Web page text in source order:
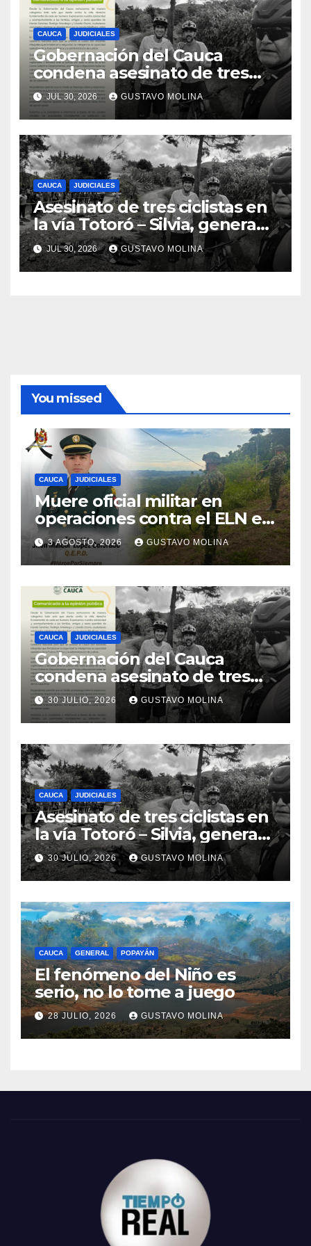
CAUCA JUDICIALES
Gobernación del Cauca
condena asesinato de tres
ciudadanos y exige medidas
urgentes al Gobierno
Nacional
JUL 30, 2026 GUSTAVO MOLINA
CAUCA JUDICIALES
Asesinato de tres ciclistas en
la vía Totoró – Silvia, genera
consternación en el Cauca
JUL 30, 2026 GUSTAVO MOLINA
You missed
CAUCA JUDICIALES
Muere oficial militar en
operaciones contra el ELN en
el sur del Cauca
3 AGOSTO, 2026 GUSTAVO MOLINA
CAUCA JUDICIALES
Gobernación del Cauca
condena asesinato de tres
ciudadanos y exige medidas
urgentes al Gobierno
Nacional
30 JULIO, 2026 GUSTAVO MOLINA
CAUCA JUDICIALES
Asesinato de tres ciclistas en
la vía Totoró – Silvia, genera
consternación en el Cauca
30 JULIO, 2026 GUSTAVO MOLINA
CAUCA GENERAL POPAYÁN
El fenómeno del Niño es
serio, no lo tome a juego
28 JULIO, 2026 GUSTAVO MOLINA